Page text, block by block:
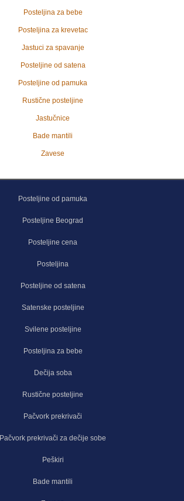
Posteljina za bebe
Posteljina za krevetac
Jastuci za spavanje
Posteljine od satena
Posteljine od pamuka
Rustične posteljine
Jastučnice
Bade mantili
Zavese
Posteljine od pamuka
Posteljine Beograd
Posteljine cena
Posteljina
Posteljine od satena
Satenske posteljine
Svilene posteljine
Posteljina za bebe
Dečija soba
Rustične posteljine
Pačvork prekrivači
Pačvork prekrivači za dečije sobe
Peškiri
Bade mantili